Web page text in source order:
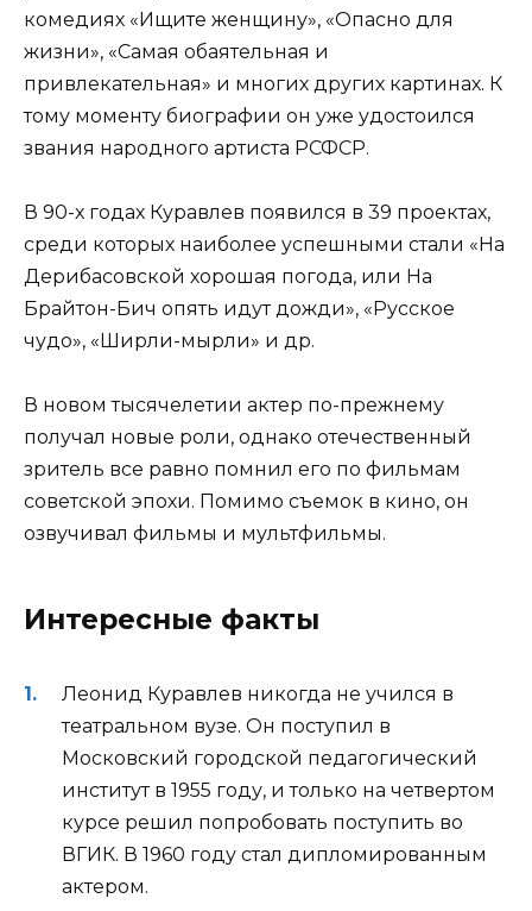
комедиях «Ищите женщину», «Опасно для
жизни», «Самая обаятельная и
привлекательная» и многих других картинах. К
тому моменту биографии он уже удостоился
звания народного артиста РСФСР.
В 90-х годах Куравлев появился в 39 проектах,
среди которых наиболее успешными стали «На
Дерибасовской хорошая погода, или На
Брайтон-Бич опять идут дожди», «Русское
чудо», «Ширли-мырли» и др.
В новом тысячелетии актер по-прежнему
получал новые роли, однако отечественный
зритель все равно помнил его по фильмам
советской эпохи. Помимо съемок в кино, он
озвучивал фильмы и мультфильмы.
Интересные факты
Леонид Куравлев никогда не учился в
театральном вузе. Он поступил в
Московский городской педагогический
институт в 1955 году, и только на четвертом
курсе решил попробовать поступить во
ВГИК. В 1960 году стал дипломированным
актером.